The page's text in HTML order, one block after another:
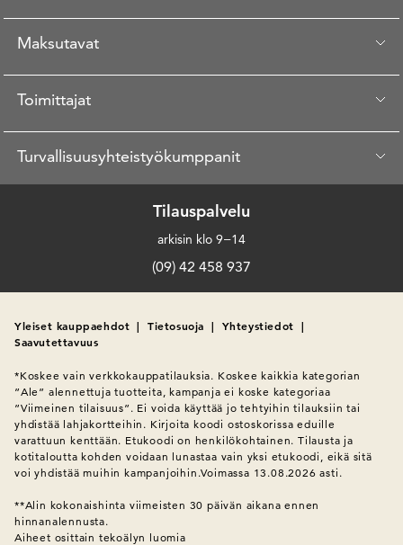
Maksutavat
Toimittajat
Turvallisuusyhteistyökumppanit
Tilauspalvelu
arkisin klo 9−14
(09) 42 458 937
Yleiset kauppaehdot | Tietosuoja | Yhteystiedot |
Saavutettavuus
*Koskee vain verkkokauppatilauksia. Koskee kaikkia kategorian
”Ale” alennettuja tuotteita, kampanja ei koske kategoriaa
”Viimeinen tilaisuus”. Ei voida käyttää jo tehtyihin tilauksiin tai
yhdistää lahjakortteihin. Kirjoita koodi ostoskorissa eduille
varattuun kenttään. Etukoodi on henkilökohtainen. Tilausta ja
kotitaloutta kohden voidaan lunastaa vain yksi etukoodi, eikä sitä
voi yhdistää muihin kampanjoihin.Voimassa 13.08.2026 asti.
**Alin kokonaishinta viimeisten 30 päivän aikana ennen
hinnanalennusta.
Aiheet osittain tekoälyn luomia